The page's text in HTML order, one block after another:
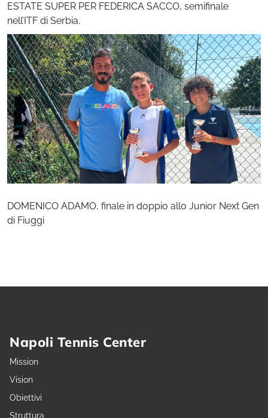
ESTATE SUPER PER FEDERICA SACCO, semifinale
nell’ITF di Serbia.
DOMENICO ADAMO, finale in doppio allo Junior Next Gen
di Fiuggi
Napoli Tennis Center
Mission
Vision
Obiettivi
Struttura